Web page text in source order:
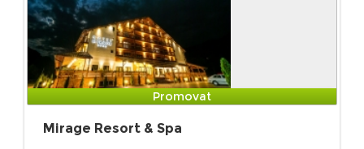
Promovat
Mirage Resort & Spa